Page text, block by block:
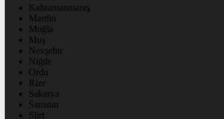
Kahramanmaraş
Mardin
Muğla
Muş
Nevşehir
Niğde
Ordu
Rize
Sakarya
Samsun
Siirt